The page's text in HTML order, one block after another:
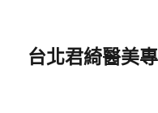
台北君綺醫美